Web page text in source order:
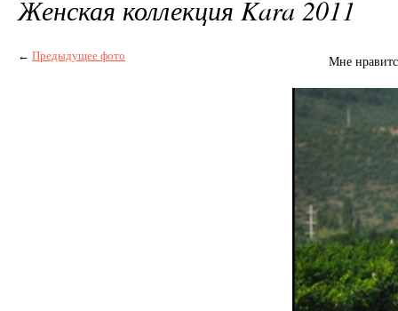
Женская коллекция Kara 2011
← Предыдущее фото Мне